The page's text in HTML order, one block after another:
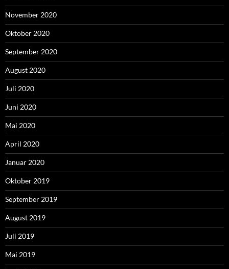
November 2020
Oktober 2020
September 2020
August 2020
Juli 2020
Juni 2020
Mai 2020
April 2020
Januar 2020
Oktober 2019
September 2019
August 2019
Juli 2019
Mai 2019